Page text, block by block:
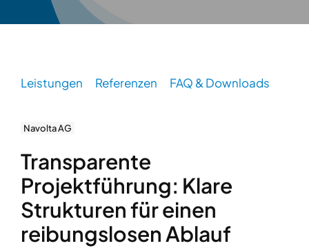
Leistungen Referenzen FAQ & Downloads
Navolta AG
Transparente
Projektführung: Klare
Strukturen für einen
reibungslosen Ablauf